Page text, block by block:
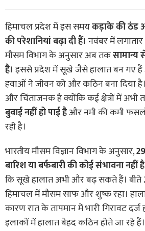
हिमाचल प्रदेश में इस समयकड़ाके की ठंड
की परेशानियां बढ़ा दी हैं। नवंबर में
मौसम विभाग के अनुसार अब तकसामान्य
है। इससे प्रदेश में सूखे जैसे हालात बन गए हैं
हवाओं ने जीवन को और कठिन बना दिया
और चिंताजनक है क्योंकि कई क्षेत्रों में अभी
बुवाई नहीं हो पाई हैऔर नमी की कमी
रही है।
भारतीय मौसम विज्ञान विभाग के अनुसार,
बारिश या बर्फबारी की कोई संभावना नहीं
कि सूखे हालात अभी और बढ़ सकते हैं। बीते
हिमाचल में मौसम साफ और शुष्क रहा।
कारण रात के तापमान में भारी गिरावट
इलाकों में हालात बेहद कठिन होते जा रहे हैं।